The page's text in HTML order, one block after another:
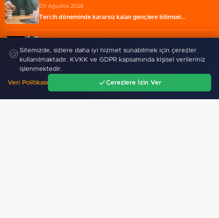
09 Ağustos 2026
Tercih döneminde kararsız kalan gençlere bilimsel…
Üniversitelerde yeni dönem! Akademik sahtekârlığa…
Karamürsel Plaj Yolu Caddesi’ne özel asfalt dokunuşu…
🍪 Sitemizde, sizlere daha iyi hizmet sunabilmek için çerezler
kullanılmaktadır. KVKK ve GDPR kapsamında kişisel verileriniz
işlenmektedir.
Veri Politikası Çerezlere İzin Ver
Gündem Ara Menü